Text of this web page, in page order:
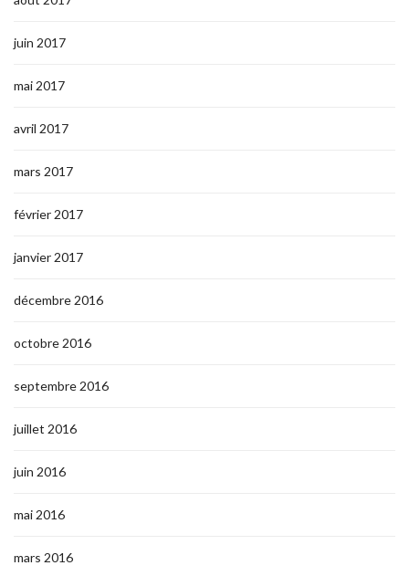
juin 2017
mai 2017
avril 2017
mars 2017
février 2017
janvier 2017
décembre 2016
octobre 2016
septembre 2016
juillet 2016
juin 2016
mai 2016
mars 2016